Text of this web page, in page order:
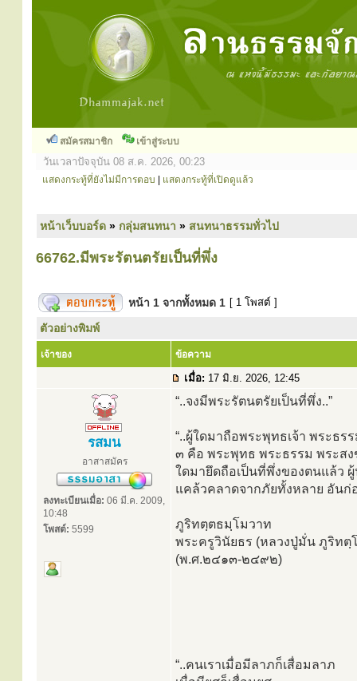
สมัครสมาชิก เข้าสู่ระบบ
วันเวลาปัจจุบัน 08 ส.ค. 2026, 00:23
แสดงกระทู้ที่ยังไม่มีการตอบ แสดงกระทู้ที่เปิดดูแล้ว
หน้าเว็บบอร์ด » กลุ่มสนทนา » สนทนาธรรมทั่วไป
66762.มีพระรัตนตรัยเป็นที่พึ่ง
หน้า 1 จากทั้งหมด 1 [ 1 โพสต์ ]
ตัวอย่างพิมพ์
เจ้าของ ข้อความ
เมื่อ: 17 มิ.ย. 2026, 12:45
รสมน
อาสาสมัคร
ลงทะเบียนเมื่อ: 06 มี.ค. 2009,
10:48
โพสต์: 5599
“..จงมีพระรัตนตรัยเป็นที่พึ่ง..”
“..ผู้ใดมาถือพระพุทธเจ้า พระธ
๓ คือ พระพุทธ พระธรรม พระส
ใดมายึดถือเป็นที่พึ่งของตนแล้ว
แคล้วคลาดจากภัยทั้งหลาย อันก่
ภูริทตฺตธมฺโมวาท
พระครูวินัยธร (หลวงปู่มั่น ภูริทตฺ
(พ.ศ.๒๔๑๓-๒๔๙๒)
“..คนเราเมื่อมีลาภก็เสื่อมลาภ